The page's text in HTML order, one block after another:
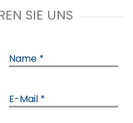
SIE UNS
Name *
E-Mail *